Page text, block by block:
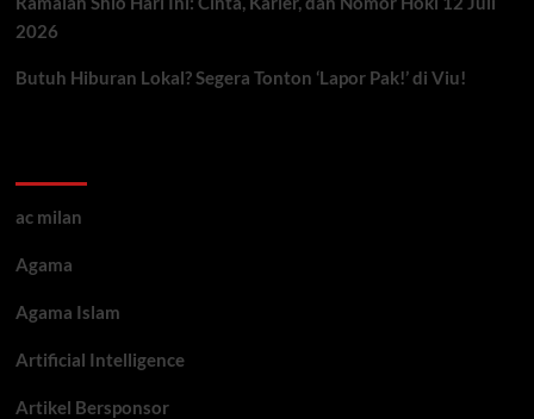
2026
Butuh Hiburan Lokal? Segera Tonton ‘Lapor Pak!’ di Viu!
ac milan
Agama
Agama Islam
Artificial Intelligence
Artikel Bersponsor